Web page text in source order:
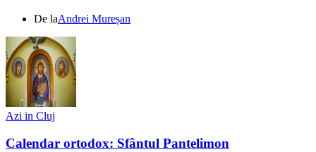
De laAndrei Mureșan
Azi in Cluj
Calendar ortodox: Sfântul Pantelimon